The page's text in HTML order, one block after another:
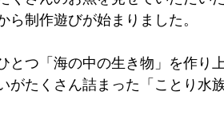
制作遊びが始まりました。
とつ「海の中の生き物」を作り
がたくさん詰まった「ことり水